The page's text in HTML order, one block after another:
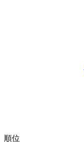
順位